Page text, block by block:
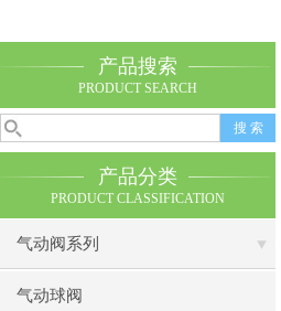
产品搜索
PRODUCT SEARCH
产品分类
PRODUCT CLASSIFICATION
气动阀系列
气动球阀